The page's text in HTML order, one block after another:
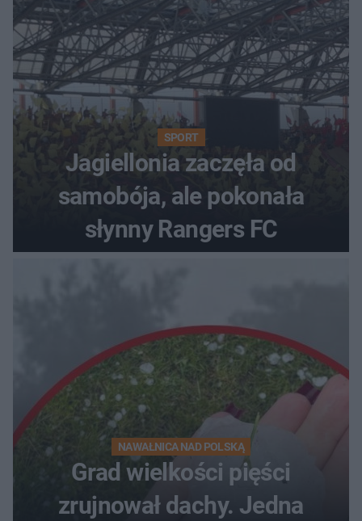
SPORT
Jagiellonia zaczęła od
samobója, ale pokonała
słynny Rangers FC
NAWAŁNICA NAD POLSKĄ
Grad wielkości pięści
zrujnował dachy. Jedna